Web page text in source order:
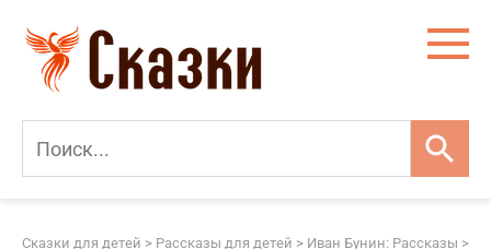
контенту
Сказки для детей > Рассказы для детей > Иван Бунин: Рассказы >